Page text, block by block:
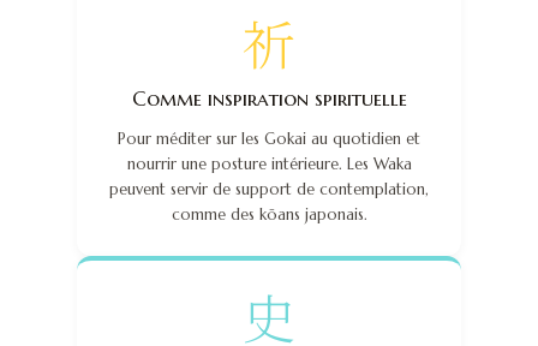
祈
Comme inspiration spirituelle
Pour méditer sur les Gokai au quotidien et
nourrir une posture intérieure. Les Waka
peuvent servir de support de contemplation,
comme des kōans japonais.
史